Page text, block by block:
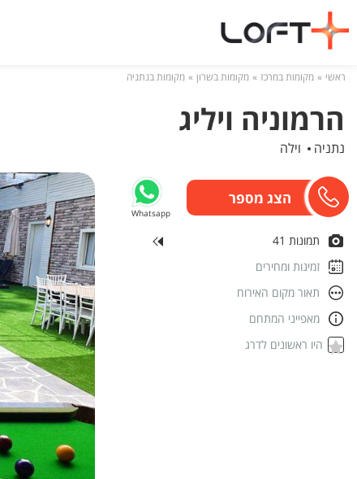
ראשי מקומות במרכז מקומות בשרון מקומות בנתניה
הרמוניה ויליג
נתניה וילה
Whatsapp
תמונות 41
זמינות ומחירים
תאור מקום האירוח
מאפייני המתחם
היו ראשונים לדרג